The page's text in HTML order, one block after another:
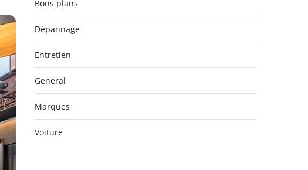
Bons plans
Dépannage
Entretien
General
Marques
Voiture